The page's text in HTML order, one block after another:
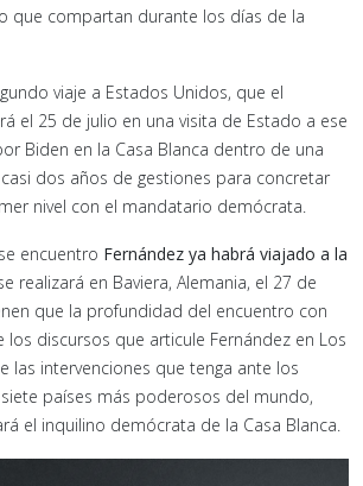
que compartan durante los días de la
viaje a Estados Unidos, que el
el 25 de julio en una visita de Estado a ese
Biden en la Casa Blanca dentro de una
dos años de gestiones para concretar
nivel con el mandatario demócrata.
encuentro Fernández ya habrá viajado a la
realizará en Baviera, Alemania, el 27 de
que la profundidad del encuentro con
discursos que articule Fernández en Los
las intervenciones que tenga ante los
países más poderosos del mundo,
el inquilino demócrata de la Casa Blanca.